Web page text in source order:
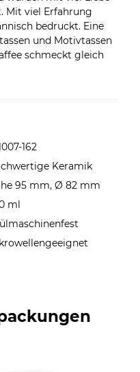
Mit viel Erfahrung
bedruckt. Eine
und Motivtassen
schmeckt gleich
162
Keramik
95 mm, Ø 82 mm
ml